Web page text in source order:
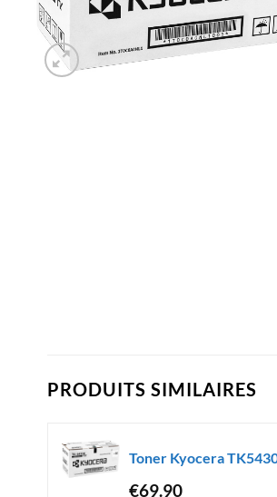
PRODUITS SIMILAIRES
Toner Kyocera
€69.90